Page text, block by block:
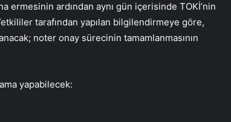
ermesinin ardından aynı gün içerisinde TOKİ’nin
tarafından yapılan bilgilendirmeye göre,
noter onay sürecinin tamamlanmasının
yapabilecek: